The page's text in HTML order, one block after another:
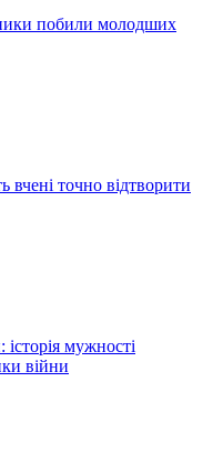
побили молодших
вчені точно відтворити
мужності
війни